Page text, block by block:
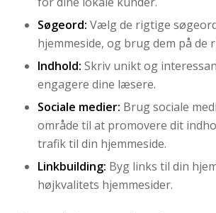
Søgeord: Vælg de rigtige
hjemmeside, og brug dem på de
Indhold: Skriv unikt og
engagere dine læsere.
Sociale medier: Brug sociale
område til at promovere dit
trafik til din hjemmeside.
Linkbuilding: Byg links til din
højkvalitets hjemmesider.